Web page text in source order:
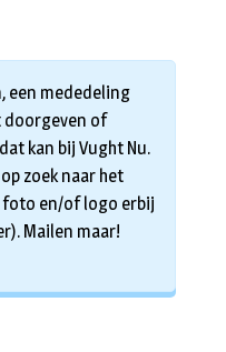
een mededeling
doorgeven of
kan bij Vught Nu.
zoek naar het
foto en/of logo erbij
Mailen maar!